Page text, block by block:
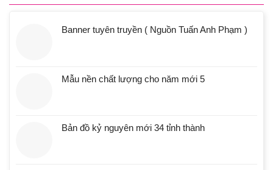
Banner tuyên truyền ( Nguồn Tuấn Anh Phạm )
Mẫu nền chất lượng cho năm mới 5
Bản đồ kỷ nguyên mới 34 tỉnh thành